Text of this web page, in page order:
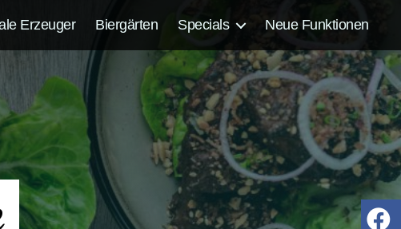
Erzeuger Biergärten Specials Neue Funktionen